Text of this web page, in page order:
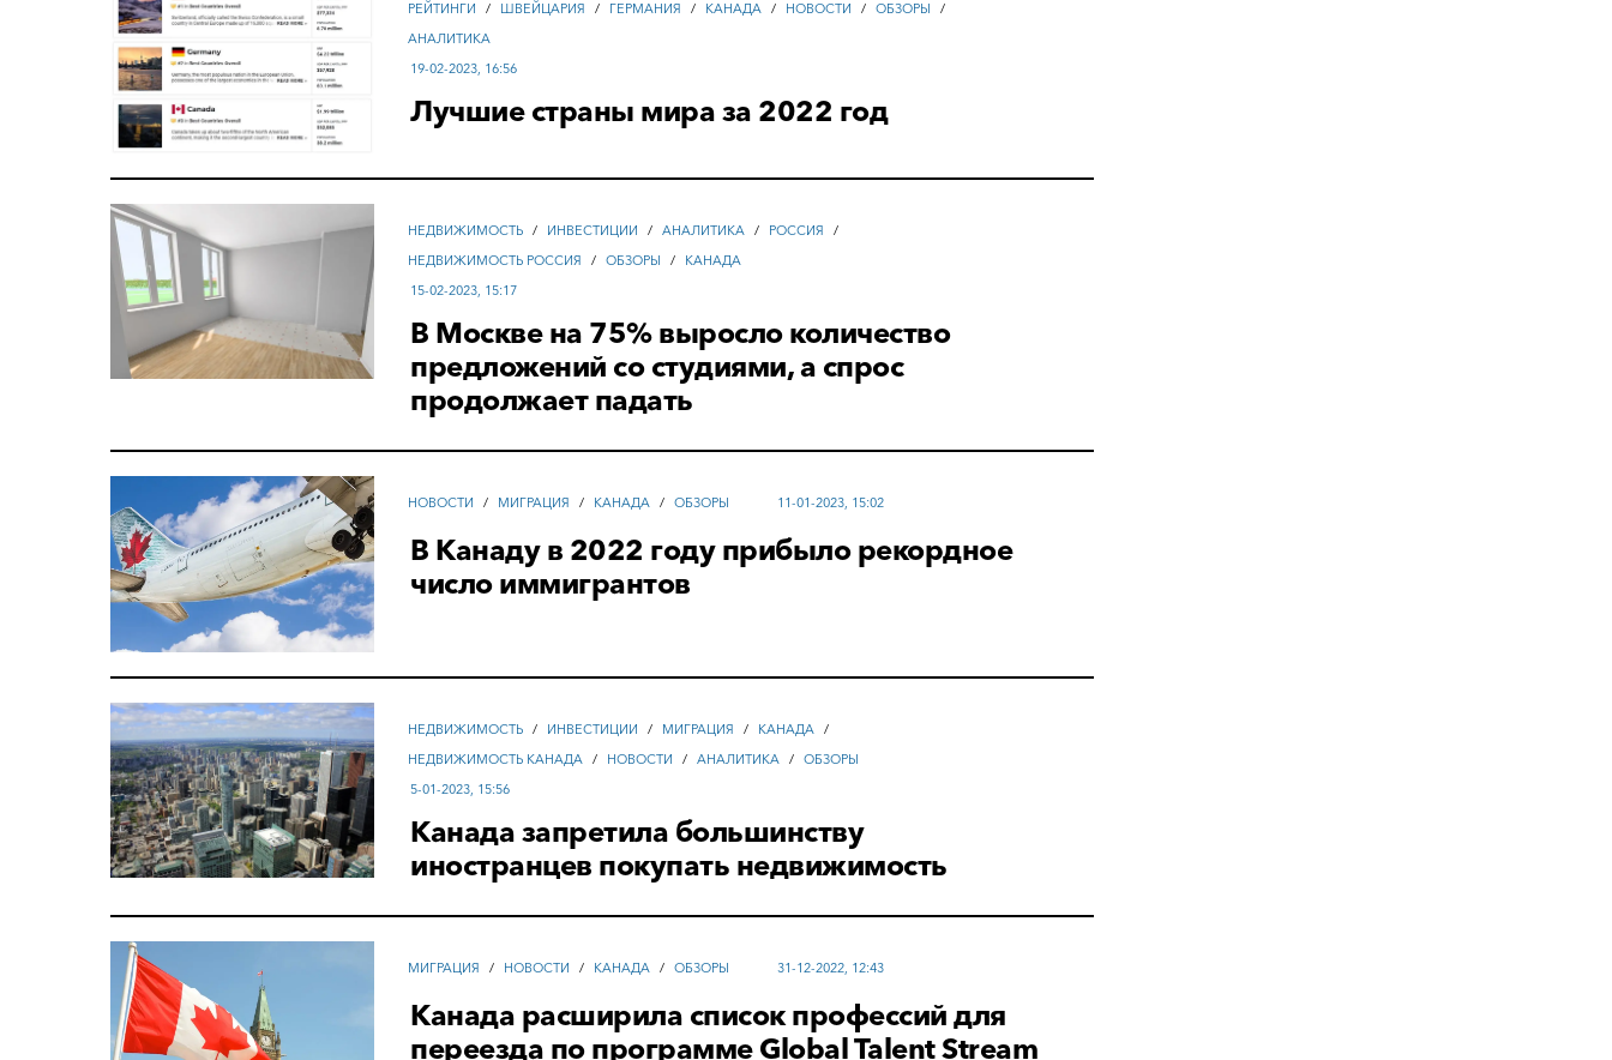
РЕЙТИНГИ / ШВЕЙЦАРИЯ / ГЕРМАНИЯ / КАНАДА / НОВОСТИ / ОБЗОРЫ
/
АНАЛИТИКА
19-02-2023, 16:56
Лучшие страны мира за 2022 год
НЕДВИЖИМОСТЬ / ИНВЕСТИЦИИ / АНАЛИТИКА / РОССИЯ
/
НЕДВИЖИМОСТЬ РОССИЯ
/ ОБЗОРЫ /
КАНАДА
15-02-2023, 15:17
В Москве на 75% выросло количество
предложений со студиями, а спрос
продолжает падать
НОВОСТИ / МИГРАЦИЯ / КАНАДА / ОБЗОРЫ 11-01-2023, 15:02
В Канаду в 2022 году прибыло рекордное
число иммигрантов
НЕДВИЖИМОСТЬ / ИНВЕСТИЦИИ / МИГРАЦИЯ / КАНАДА
/
НЕДВИЖИМОСТЬ КАНАДА
/ НОВОСТИ / АНАЛИТИКА / ОБЗОРЫ
5-01-2023, 15:56
Канада запретила большинству
иностранцев покупать недвижимость
МИГРАЦИЯ / НОВОСТИ / КАНАДА / ОБЗОРЫ 31-12-2022, 12:43
Канада расширила список профессий для
переезда по программе Global Talent Stream